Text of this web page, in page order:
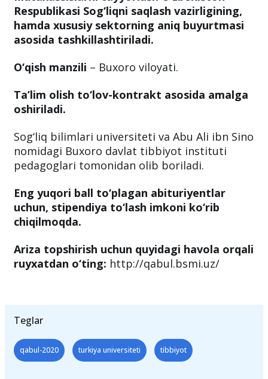
Respublikasi Sog‘liqni saqlash vazirligining,
hamda xususiy sektorning aniq buyurtmasi
asosida tashkillashtiriladi.
O‘qish manzili – Buxoro viloyati.
Ta’lim olish to‘lov-kontrakt asosida amalga
oshiriladi.
Sog‘liq bilimlari universiteti va Abu Ali ibn Sino
nomidagi Buxoro davlat tibbiyot instituti
pedagoglari tomonidan olib boriladi.
Eng yuqori ball to‘plagan abituriyentlar
uchun, stipendiya to‘lash imkoni ko‘rib
chiqilmoqda.
Ariza topshirish uchun quyidagi havola orqali
ruyxatdan o‘ting: http://qabul.bsmi.uz/
Teglar
qabul-2020 turkiya universiteti tibbiyot